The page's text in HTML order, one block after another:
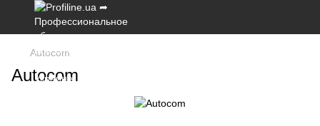
Autocom
Autocom